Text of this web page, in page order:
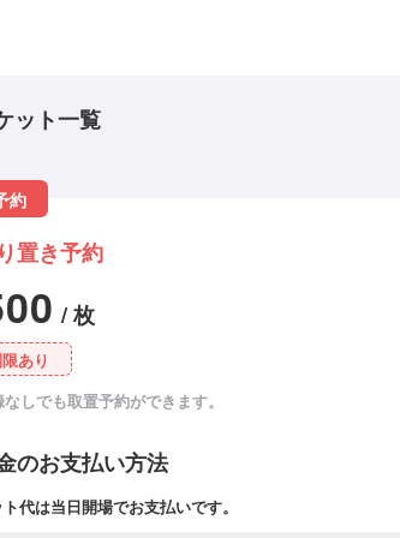
ット一覧
約
置き予約
/ 枚
あり
しでも取置予約ができます。
のお支払い方法
代は当日開場でお支払いです。